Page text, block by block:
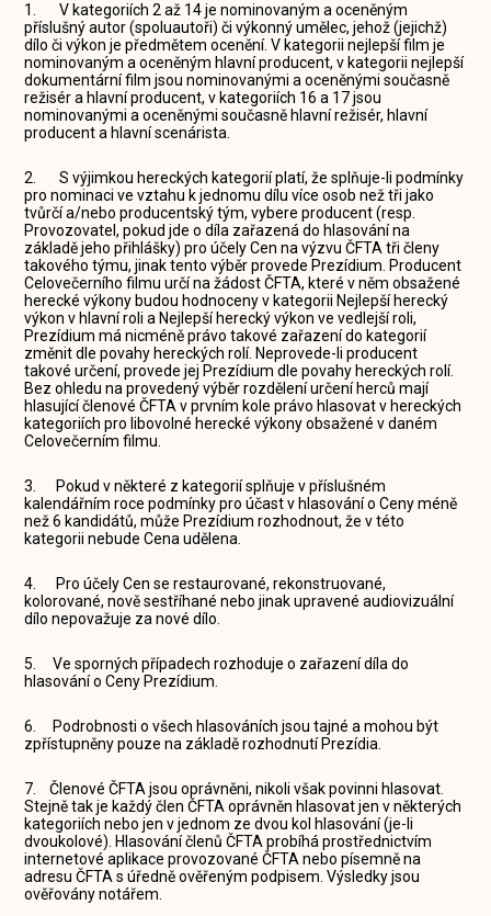
1. V kategoriích 2 až 14 je nominovaným a oceněným
příslušný autor (spoluautoři) či výkonný umělec, jehož (jejichž)
dílo či výkon je předmětem ocenění. V kategorii nejlepší film je
nominovaným a oceněným hlavní producent, v kategorii nejlepší
dokumentární film jsou nominovanými a oceněnými současně
režisér a hlavní producent, v kategoriích 16 a 17 jsou
nominovanými a oceněnými současně hlavní režisér, hlavní
producent a hlavní scenárista.
2. S výjimkou hereckých kategorií platí, že splňuje-li podmínky
pro nominaci ve vztahu k jednomu dílu více osob než tři jako
tvůrčí a/nebo producentský tým, vybere producent (resp.
Provozovatel, pokud jde o díla zařazená do hlasování na
základě jeho přihlášky) pro účely Cen na výzvu ČFTA tři členy
takového týmu, jinak tento výběr provede Prezídium. Producent
Celovečerního filmu určí na žádost ČFTA, které v něm obsažené
herecké výkony budou hodnoceny v kategorii Nejlepší herecký
výkon v hlavní roli a Nejlepší herecký výkon ve vedlejší roli,
Prezídium má nicméně právo takové zařazení do kategorií
změnit dle povahy hereckých rolí. Neprovede-li producent
takové určení, provede jej Prezídium dle povahy hereckých rolí.
Bez ohledu na provedený výběr rozdělení určení herců mají
hlasující členové ČFTA v prvním kole právo hlasovat v hereckých
kategoriích pro libovolné herecké výkony obsažené v daném
Celovečerním filmu.
3. Pokud v některé z kategorií splňuje v příslušném
kalendářním roce podmínky pro účast v hlasování o Ceny méně
než 6 kandidátů, může Prezídium rozhodnout, že v této
kategorii nebude Cena udělena.
4. Pro účely Cen se restaurované, rekonstruované,
kolorované, nově sestříhané nebo jinak upravené audiovizuální
dílo nepovažuje za nové dílo.
5. Ve sporných případech rozhoduje o zařazení díla do
hlasování o Ceny Prezídium.
6. Podrobnosti o všech hlasováních jsou tajné a mohou být
zpřístupněny pouze na základě rozhodnutí Prezídia.
7. Členové ČFTA jsou oprávněni, nikoli však povinni hlasovat.
Stejně tak je každý člen ČFTA oprávněn hlasovat jen v některých
kategoriích nebo jen v jednom ze dvou kol hlasování (je-li
dvoukolové). Hlasování členů ČFTA probíhá prostřednictvím
internetové aplikace provozované ČFTA nebo písemně na
adresu ČFTA s úředně ověřeným podpisem. Výsledky jsou
ověřovány notářem.